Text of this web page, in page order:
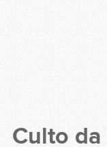
Culto